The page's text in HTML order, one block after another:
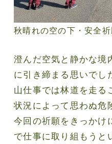
秋晴れの空の下・安全
澄んだ空気と静かな境
に引き締まる思いでし
山仕事では林道を走る
状況によって思わぬ危
今回の祈願をきっかけ
で仕事に取り組もうと